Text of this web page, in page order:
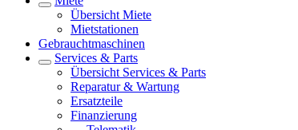
Übersicht Miete
Mietstationen
Gebrauchtmaschinen
Services & Parts
Übersicht Services & Parts
Reparatur & Wartung
Ersatzteile
Finanzierung